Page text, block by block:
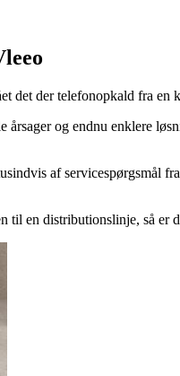
det der telefonopkald fra en
og endnu enklere
af servicespørgsmål
til en distributionslinje, så er